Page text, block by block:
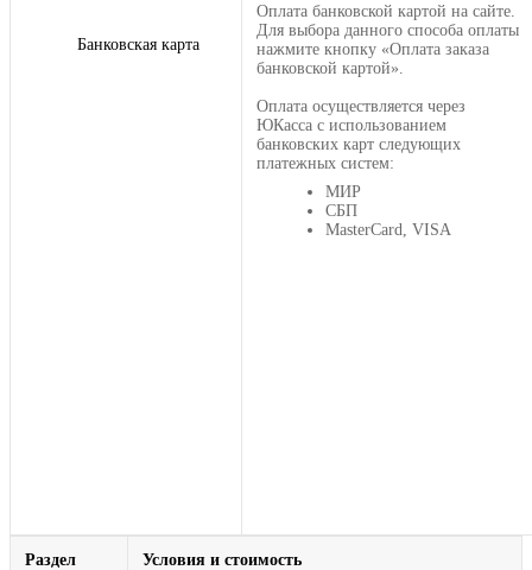
Банковская карта
Оплата банковской картой на сайте.
Для выбора данного способа оплаты
нажмите кнопку «Оплата заказа
банковской картой».
Оплата осуществляется через
ЮКасса с использованием
банковских карт следующих
платежных систем:
МИР
СБП
MasterCard, VISA
Раздел Условия и стоимость